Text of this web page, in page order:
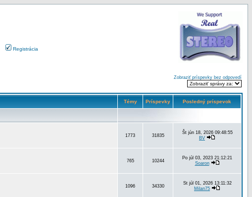
Registrácia
Zobraziť príspevky bez odpovedí
Témy Príspevky Posledný príspevok
1773 31835
Št jún 18, 2026 09:48:55
BV
765 10244
Po júl 03, 2023 21:12:21
Soaron
1096 34330
St júl 01, 2026 13:11:32
Milan75